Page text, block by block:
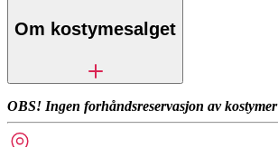
Om kostymesalget
OBS! Ingen forhåndsreservasjon av kostymer